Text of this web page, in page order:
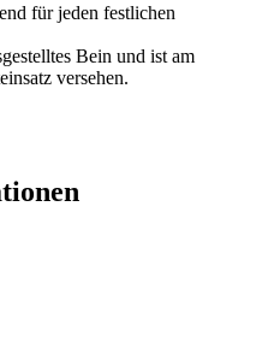
für jeden festlichen
Bein und ist am
versehen.